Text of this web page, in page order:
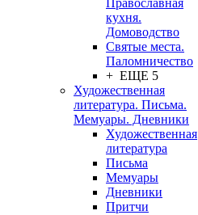
Православная
кухня.
Домоводство
Святые места.
Паломничество
+ ЕЩЕ 5
Художественная
литература. Письма.
Мемуары. Дневники
Художественная
литература
Письма
Мемуары
Дневники
Притчи